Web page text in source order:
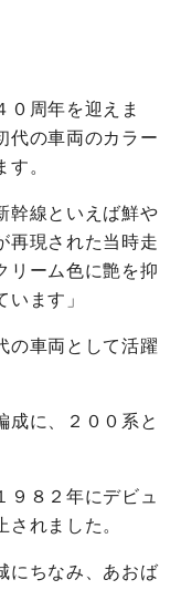
周年を迎えま
代の車両のカラー
。
幹線といえば鮮や
再現された当時走
リーム色に艶を抑
ます」
の車両として活躍
に、２００系と
８２年にデビュ
れました。
にちなみ、あおば